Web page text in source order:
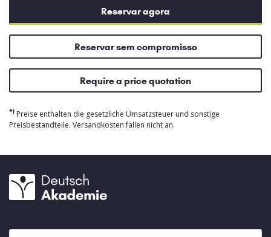
Reservar agora
Reservar sem compromisso
Require a price quotation
*) Preise enthalten die gesetzliche Umsatzsteuer und sonstige
Preisbestandteile. Versandkosten fallen nicht an.